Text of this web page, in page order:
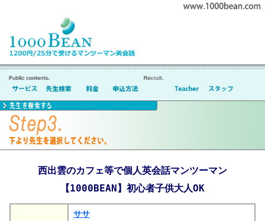
西出雲のカフェ等で個人英会話マンツーマン
【1000BEAN】初心者子供大人OK
ササ